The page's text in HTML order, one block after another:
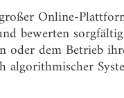
Online-
bewerten
oder dem Betrieb
algorithmischer